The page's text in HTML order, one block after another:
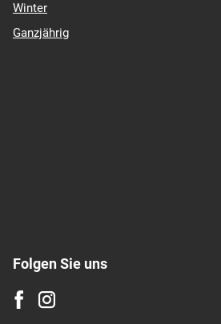
Winter
Ganzjährig
Folgen Sie uns